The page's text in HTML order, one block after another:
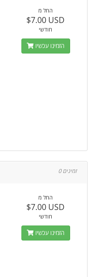
החל מ
$7.00 USD
חודשי
הזמינו עכשיו
0 זמינים
החל מ
$7.00 USD
חודשי
הזמינו עכשיו